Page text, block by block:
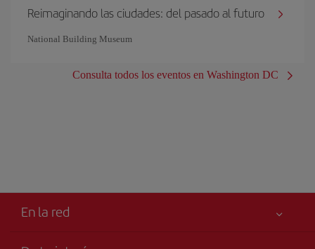
Reimaginando las ciudades: del pasado al futuro
National Building Museum
Consulta todos los eventos en Washington DC
En la red